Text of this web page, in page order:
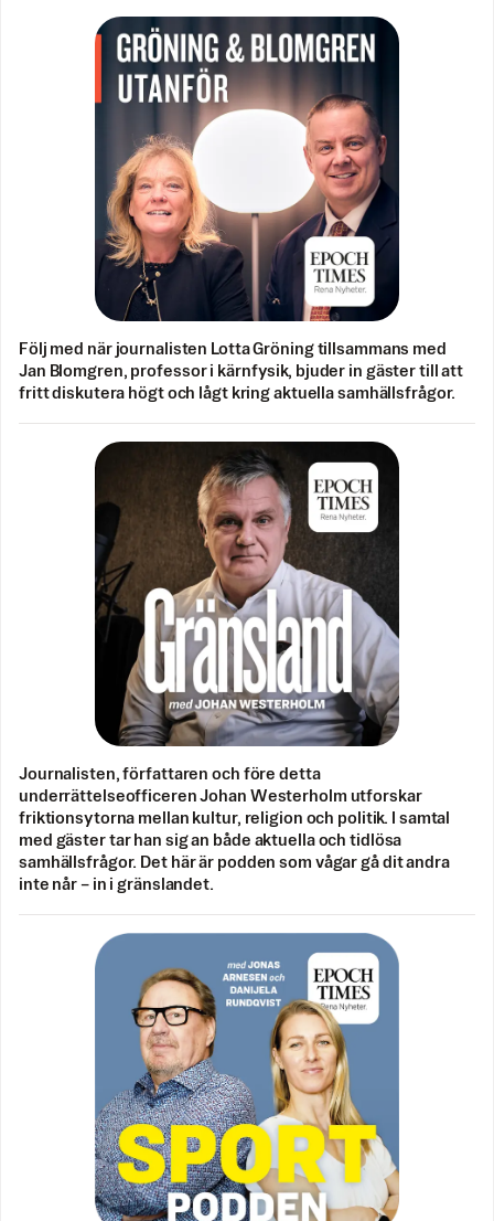
Följ med när journalisten Lotta Gröning tillsammans med
Jan Blomgren, professor i kärnfysik, bjuder in gäster till att
fritt diskutera högt och lågt kring aktuella samhällsfrågor.
Journalisten, författaren och före detta
underrättelseofficeren Johan Westerholm utforskar
friktionsytorna mellan kultur, religion och politik. I samtal
med gäster tar han sig an både aktuella och tidlösa
samhällsfrågor. Det här är podden som vågar gå dit andra
inte når – in i gränslandet.